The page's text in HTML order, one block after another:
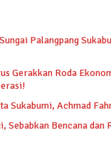
Palangpang
Gerakkan Roda
Sukabumi, Achmad
Sebabkan Bencana dan